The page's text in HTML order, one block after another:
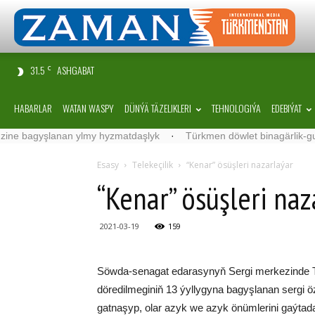
31.5 C ASHGABAT
HABARLAR WATAN WASPY DÜNÝÄ TÄZELIKLERI TEHNOLOGIÝA EDEBIÝAT
ylmy hyzmatdaşlyk · Türkmen döwlet binagärlik-gurluşyk
Esasy Telekeçilik “Kenar” ösüşleri nazarlaýar
“Kenar” ösüşleri
2021-03-19 159
Söwda-senagat edarasynyň Sergi
döredilmeginiň 13 ýyllygyna bagyşlanan sergi
gatnaşyp, olar azyk we azyk önümlerini